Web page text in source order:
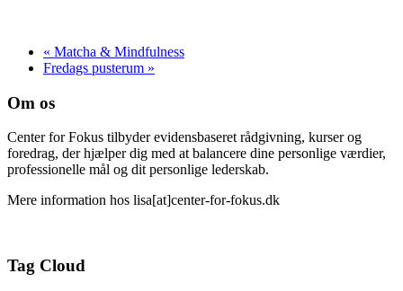
« Matcha & Mindfulness
Fredags pusterum »
Om os
Center for Fokus tilbyder evidensbaseret rådgivning, kurser og
foredrag, der hjælper dig med at balancere dine personlige værdier,
professionelle mål og dit personlige lederskab.
Mere information hos lisa[at]center-for-fokus.dk
Tag Cloud